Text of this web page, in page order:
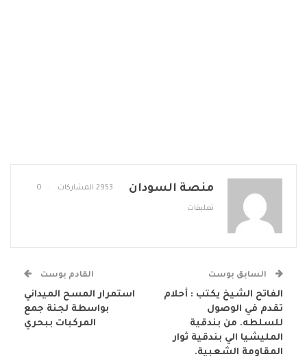
منصة السودان 2953 المشاركات 0
تعليقات
السابق بوست
الفاتح الشيخ يكتب : أحلام
تقدم في الوصول
للسلطه. من بندقية
المليشيا الي بندقية ثوار
المقاومة الشعبية.
القادم بوست
استمرار المسح الميداني
بواسطة لجنة جمع
المركبات ببحري